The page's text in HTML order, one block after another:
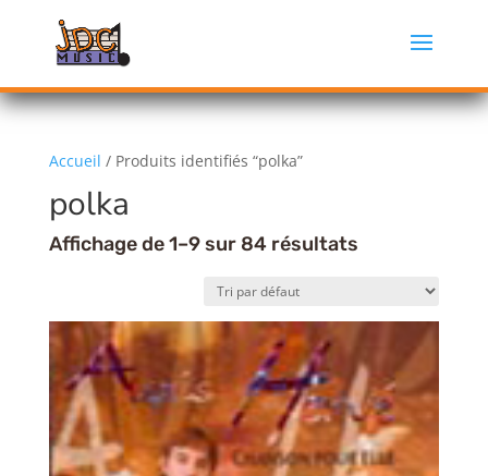
Accueil / Produits identifiés “polka”
polka
Affichage de 1–9 sur 84 résultats